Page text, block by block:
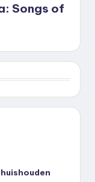
Songs of